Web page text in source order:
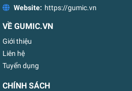
Website: https://gumic.vn
VỀ GUMIC.VN
Giới thiệu
Liên hệ
Tuyển dụng
CHÍNH SÁCH